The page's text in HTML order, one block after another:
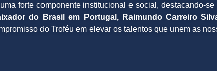
forte componente institucional e social, destacando-
do Brasil em Portugal, Raimundo Carreiro
do Troféu em elevar os talentos que unem as